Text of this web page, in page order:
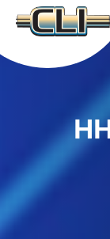
A CCUEIL